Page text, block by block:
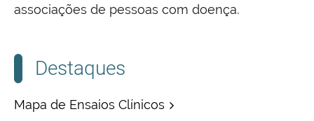
associações de pessoas com doença.
Destaques
Mapa de Ensaios Clínicos